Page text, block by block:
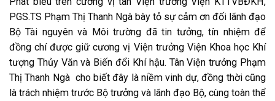
PGS.TS Phạm Thị Thanh Ngà bày tỏ sự cảm ơn đối lãnh đạo
Bộ Tài nguyên và Môi trường đã tin tưởng, tín nhiệm để
đồng chí được giữ cương vị Viện trưởng Viện Khoa học Khí
tượng Thủy Văn và Biến đổi Khí hậu. Tân Viện trưởng Phạm
Thị Thanh Ngà cho biết đây là niềm vinh dự, đồng thời cũng
là trách nhiệm trước Bộ trưởng và lãnh đạo Bộ, cùng toàn thể